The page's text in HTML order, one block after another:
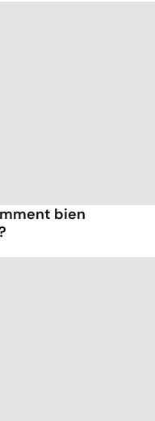
bien